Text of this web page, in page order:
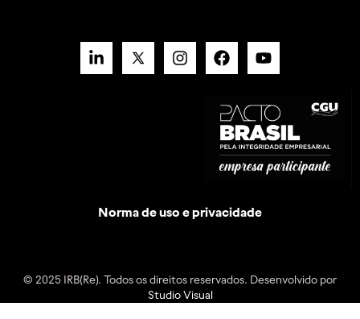
Norma de uso e privacidade
© 2025 IRB(Re). Todos os direitos reservados. Desenvolvido por
Studio Visual